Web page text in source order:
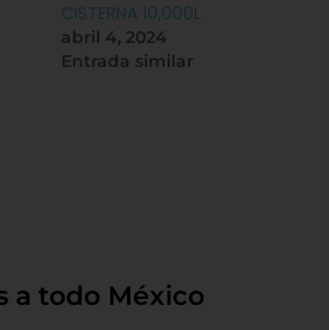
CISTERNA 10,000L
abril 4, 2024
Entrada similar
a todo México